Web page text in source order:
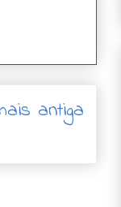
antiga